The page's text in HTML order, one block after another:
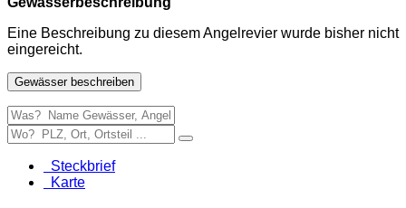
Eine Beschreibung zu diesem Angelrevier wurde bisher nicht
eingereicht.
Gewässer beschreiben
Steckbrief
Karte